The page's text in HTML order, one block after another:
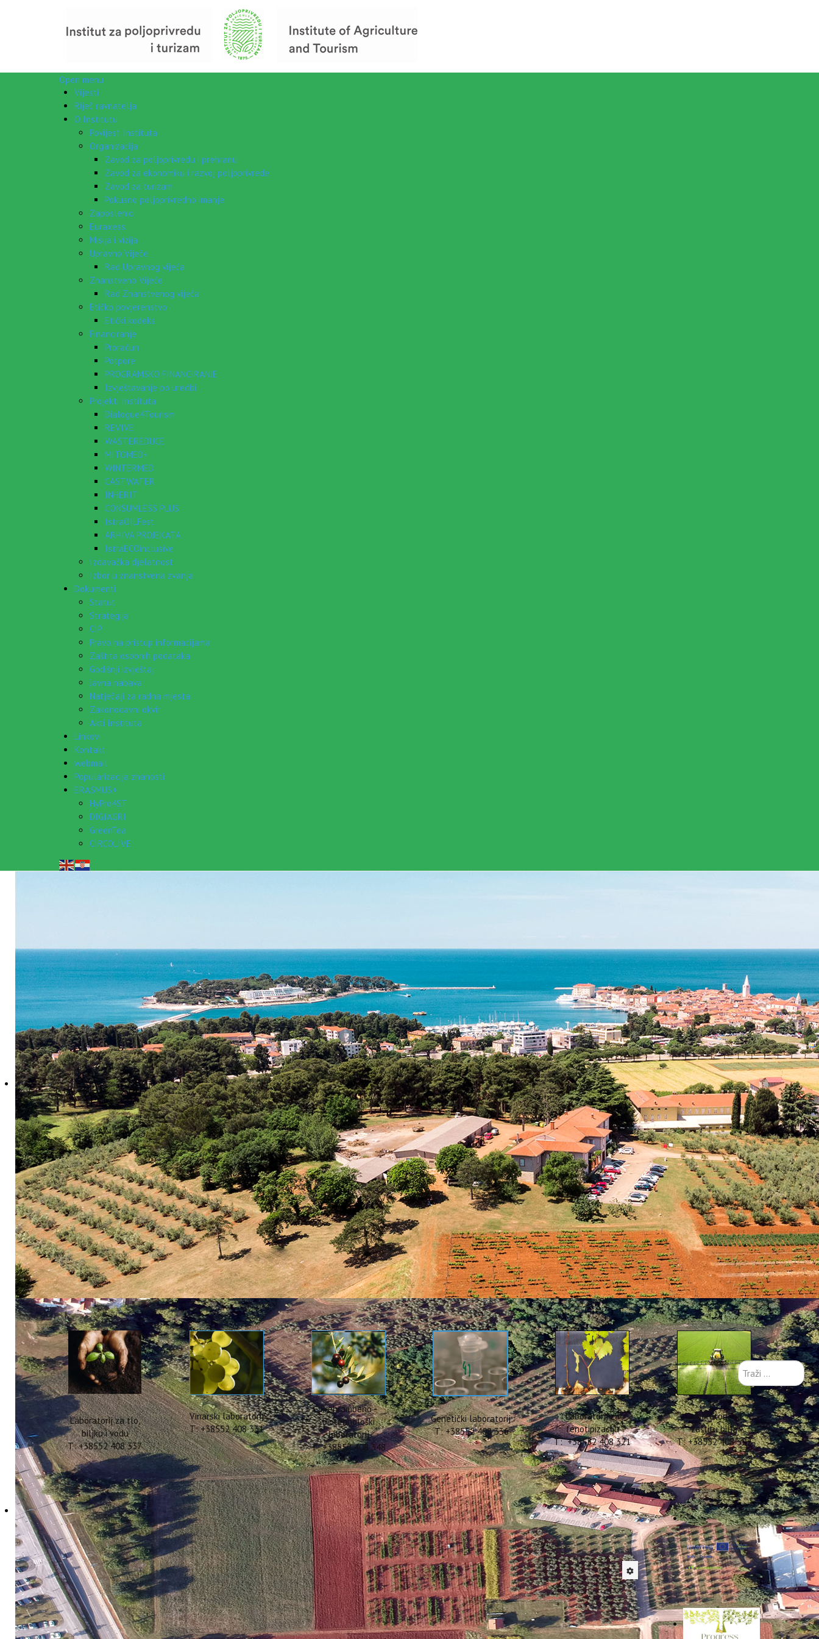
Open menu
Vijesti
Riječ ravnatelja
O Institutu
Povijest Instituta
Organizacija
Zavod za poljoprivredu i prehranu
Zavod za ekonomiku i razvoj poljoprivrede
Zavod za turizam
Pokusno poljoprivredno imanje
Zaposlenici
Euraxess
Misija i vizija
Upravno Vijeće
Rad Upravnog vijeća
Znanstveno Vijeće
Rad Znanstvenog vijeća
Etičko povjerenstvo
Etički kodeks
Financiranje
Proračun
Potpore
PROGRAMSKO FINANCIRANJE
Izvještavanje po uredbi
Projekti Instituta
Dialogue4Tourism
REVIVE
WASTEREDUCE
MITOMED+
WINTERMED
CASTWATER
INHERIT
CONSUMLESS PLUS
IstraOILFest
ARHIVA PROJEKATA
IstraECOinclusive
Izdavačka djelatnost
Izbor u znanstvena zvanja
Dokumenti
Statut
Strategija
CIP
Pravo na pristup informacijama
Zaštita osobnih podataka
Godišnji izvještaj
Javna nabava
Natječaji za radna mjesta
Zakonodavni okvir
Akti Instituta
Linkovi
Kontakt
webmail
Popularizacija znanosti
ERASMUS+
HyPro4ST
DIGIAGRI
GreenTea
CIRCOLIVE
Laboratorij za tlo,
biljku i vodu
T: +38552 408 337
Vinarski laboratorij
T: +38552 408 331
Prehrambeno -
biotehnološki
laboratorij
T: +38552 408 348
Genetički laboratorij
T: +38552 408 336
Laboratorij za
fenotipizaciju
T: +38552 408 321
Laboratorij za
zaštitu bilja
T: +38552 408 322
Objava izvještaja o provedbi projekta "Zajedno protiv otpada
od hrane" - 2026.
10 Travanj 2026 Hitova: 334
Sukladno članku 8. Dobrovoljnog sporazuma o sprječavanju i smanjenju nastajanja otpada od hrane "Zajedno protiv otpada od
hrane", objavljujemo redovitoGodišnje izvješće o provedbi Dobrovoljnog sporazuma Zajedno protiv otpada od hrane
Traži
...